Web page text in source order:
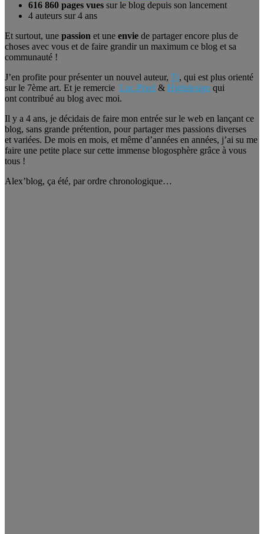
616 860 pages vues sur le blog depuis son lancement
4 auteurs sur 4 ans
Et surtout, une passion et une envie de partager encore plus de
choses avec vous et de faire grandir un maximum ce blog et sa
communauté !
J’en profite pour présenter un nouvel auteur, Tj, qui est plus orienté
sur le 7ème art. Et je remercie Luc.Pixel & Highdesign qui
ont contribué au blog avec moi.
Il y a 4 ans, je décidais de faire mon entrée sur le web en lançant ce
blog, sans grande prétention, pour partager mes passions diverses
et variées. De mois en mois, et même d’années en années, j’ai su me
faire une petite place sur cette immense blogosphère grâce à vous
tous !
Alex’blog, ça été, par ordre chronologique…